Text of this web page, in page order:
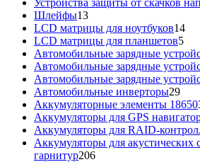
Устройства защиты от скачков
Шлейфы1313
товаров
LCD матрицы для ноутбуков1414
LCD матрицы для планшетов55
Автомобильные зарядные
Автомобильные зарядные
Автомобильные зарядные
Автомобильные инверторы2929
Аккумуляторные элементы 18650
Аккумуляторы для GPS
Аккумуляторы для RAID-
Аккумуляторы для акустических
гарнитур206206